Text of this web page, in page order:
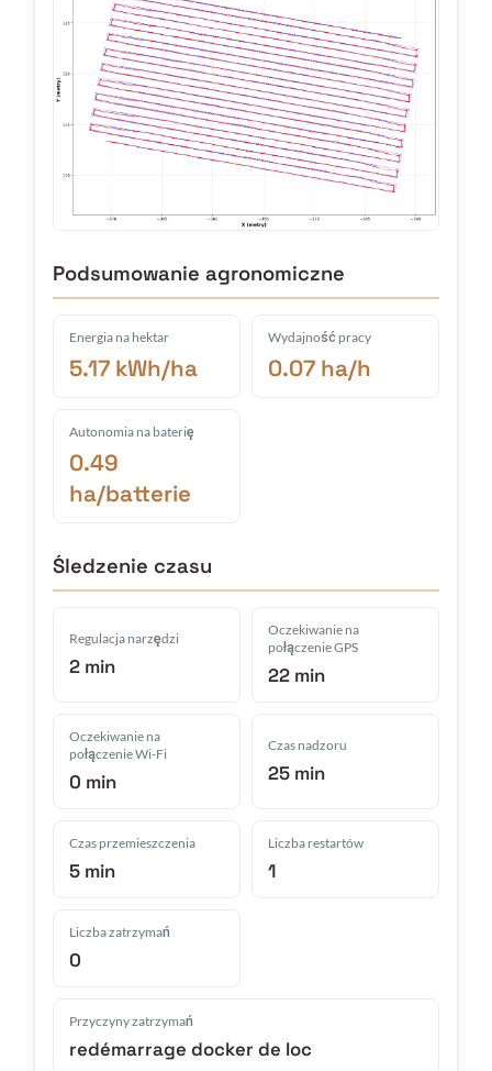
Podsumowanie agronomiczne
Energia na hektar
5.17 kWh/ha
Wydajność pracy
0.07 ha/h
Autonomia na baterię
0.49
ha/batterie
Śledzenie czasu
Regulacja narzędzi
2 min
Oczekiwanie na
połączenie GPS
22 min
Oczekiwanie na
połączenie Wi-Fi
0 min
Czas nadzoru
25 min
Czas przemieszczenia
5 min
Liczba restartów
1
Liczba zatrzymań
0
Przyczyny zatrzymań
redémarrage docker de loc